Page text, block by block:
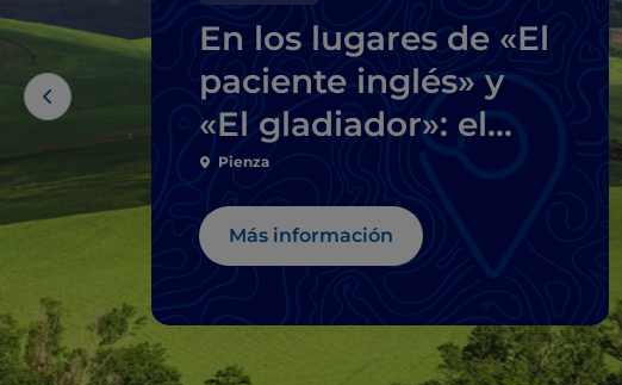
En los lugares de «El
paciente inglés» y
«El gladiador»: el
valle de Orcia
Pienza
Más información